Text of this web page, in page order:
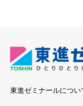
東進ゼミナールについ